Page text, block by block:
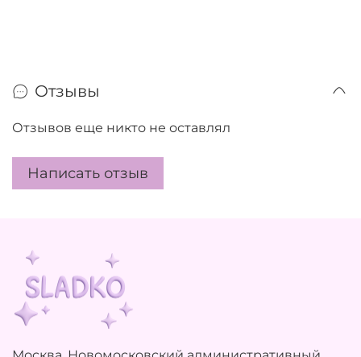
Отзывы
Отзывов еще никто не оставлял
Написать отзыв